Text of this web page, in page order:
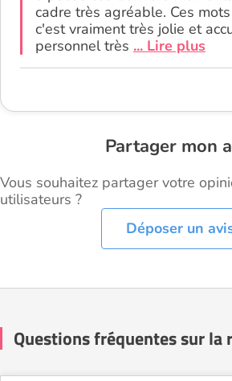
cadre très agréable. Ces
c'est vraiment très jolie et
personnel très ... Lire plus
Partager mon
Vous souhaitez partager votre
utilisateurs ?
Déposer un
Questions fréquentes sur la